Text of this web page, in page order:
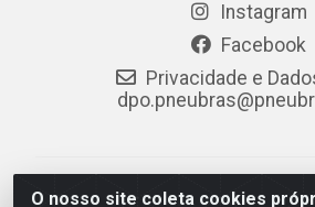
O nosso site coleta cookies
Instagram
Facebook
Privacidade e
PneuBras - Rodovia BR-101, KM